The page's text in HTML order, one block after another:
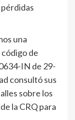
una
de
IN de 29-
consultó sus
sobre los
la CRQ para